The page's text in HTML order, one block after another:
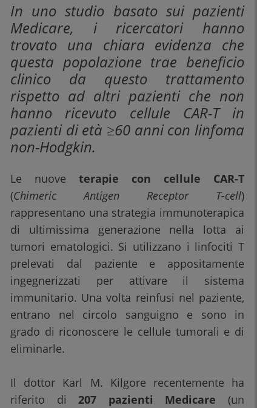
In uno studio basato sui pazienti
Medicare, i ricercatori hanno
trovato una chiara evidenza che
questa popolazione trae beneficio
clinico da questo trattamento
rispetto ad altri pazienti che non
hanno ricevuto cellule CAR-T in
pazienti di età ≥60 anni con linfoma
non-Hodgkin.
Le nuove terapie con cellule CAR-T
(Chimeric Antigen Receptor T-cell)
rappresentano una strategia immunoterapica
di ultimissima generazione nella lotta ai
tumori ematologici. Si utilizzano i linfociti T
prelevati dal paziente e appositamente
ingegnerizzati per attivare il sistema
immunitario. Una volta reinfusi nel paziente,
entrano nel circolo sanguigno e sono in
grado di riconoscere le cellule tumorali e di
eliminarle.
Il dottor Karl M. Kilgore recentemente ha
riferito di207 pazienti Medicare(un